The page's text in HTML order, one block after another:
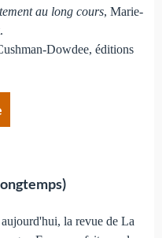
au long cours, Marie-
Dowdee, éditions
la revue de La